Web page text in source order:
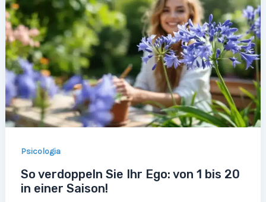
Psicologia
So verdoppeln Sie Ihr Ego: von 1 bis 20
in einer Saison!